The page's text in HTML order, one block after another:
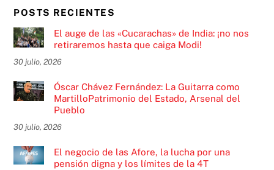
POSTS RECIENTES
El auge de las «Cucarachas» de India: ¡no nos
retiraremos hasta que caiga Modi!
30 julio, 2026
Óscar Chávez Fernández: La Guitarra como
MartilloPatrimonio del Estado, Arsenal del
Pueblo
30 julio, 2026
El negocio de las Afore, la lucha por una
pensión digna y los límites de la 4T